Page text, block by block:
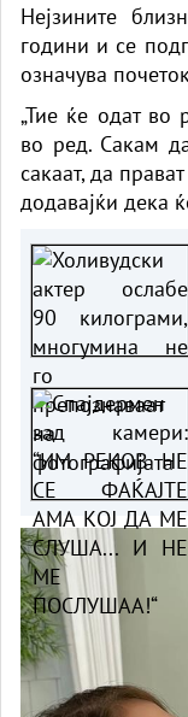
Нејзините
години и се
означува
„Тие ќе одат во
во ред. Сакам
сакаат, да
додавајќи дека